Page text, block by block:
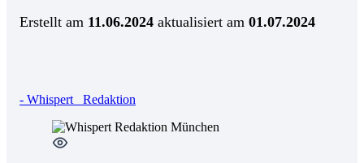
Erstellt am 11.06.2024 aktualisiert am 01.07.2024
- Whispert Redaktion